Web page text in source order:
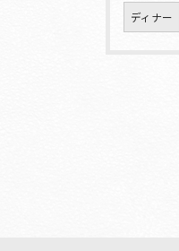
ディナー